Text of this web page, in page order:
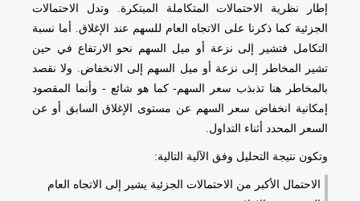
إطار نظرية الاحتمالات المتكاملة المبتكرة. وتدل الاحتمالات
الجزئية كما ذكرنا على الاتجاه العام للسهم عند الإغلاق. أما نسبة
التكامل فتشير إلى نزعة أو ميل السهم نحو الارتفاع في حين
تشير المخاطر إلى نزعة أو ميل السهم إلى الانخفاض. ولا نقصد
بالمخاطر هنا تذبذب سعر السهم- كما هو شائع - وأنما المقصود
إمكانية انخفاض سعر السهم عن مستوى الإغلاق السابق أو عن
السعر المحدد أثناء التداول.
وتكون نتيجة التحليل وفق الآلية التالية:
الاحتمال الأكبر من الاحتمالات الجزئية يشير إلى الاتجاه العام